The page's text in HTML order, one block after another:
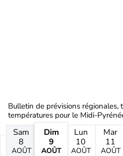
Bulletin de prévisions régionales,
températures pour le Midi-
Sam
8
AOÛT
Dim
9
AOÛT
Lun
10
AOÛT
Mar
11
AOÛT